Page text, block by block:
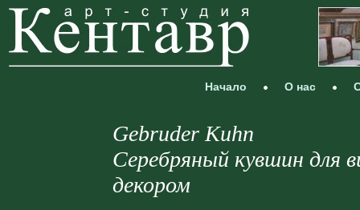
Начало О нас
Gebruder Kuhn
Серебряный кувшин для
декором